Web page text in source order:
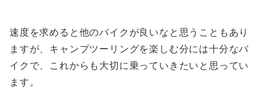
速度を求めると他のバイクが良いなと思うこともあり
ますが、キャンプツーリングを楽しむ分には十分なバ
イクで、これからも大切に乗っていきたいと思ってい
ます。